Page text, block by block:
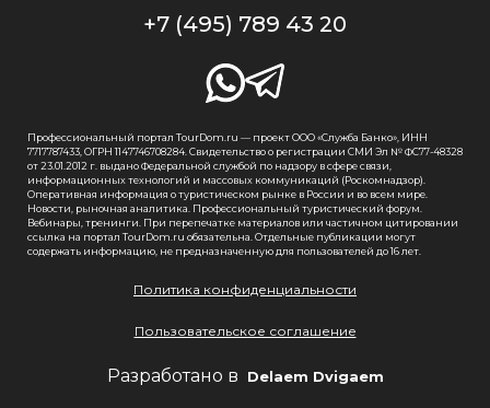
+7 (495) 789 43 20
Профессиональный портал TourDom.ru — проект ООО «Служба Банко», ИНН
7717787433, ОГРН 1147746708284. Свидетельство о регистрации СМИ Эл № ФС77-48328
от 23.01.2012 г. выдано Федеральной службой по надзору в сфере связи,
информационных технологий и массовых коммуникаций (Роскомнадзор).
Оперативная информация о туристическом рынке в России и во всем мире.
Новости, рыночная аналитика. Профессиональный туристический форум.
Вебинары, тренинги. При перепечатке материалов или частичном цитировании
ссылка на портал TourDom.ru обязательна. Отдельные публикации могут
содержать информацию, не предназначенную для пользователей до 16 лет.
Политика конфиденциальности
Пользовательское соглашение
Разработано в Delaem Dvigaem